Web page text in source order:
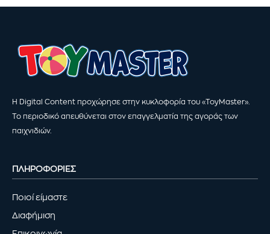
Η Digital Content προχώρησε στην κυκλοφορία του «ToyMaster».
Το περιοδικό απευθύνεται στον επαγγελματία της αγοράς των
παιχνιδιών.
ΠΛΗΡΟΦΟΡΙΕΣ
Ποιοί είμαστε
Διαφήμιση